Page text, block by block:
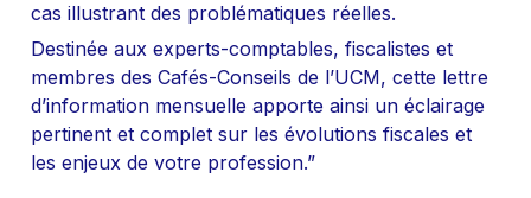
cas illustrant des problématiques réelles.
Destinée aux experts-comptables, fiscalistes et
membres des Cafés-Conseils de l’UCM, cette lettre
d’information mensuelle apporte ainsi un éclairage
pertinent et complet sur les évolutions fiscales et
les enjeux de votre profession.”